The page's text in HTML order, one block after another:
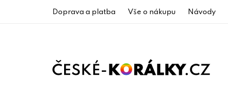
Doprava a platba Vše o nákupu Návody